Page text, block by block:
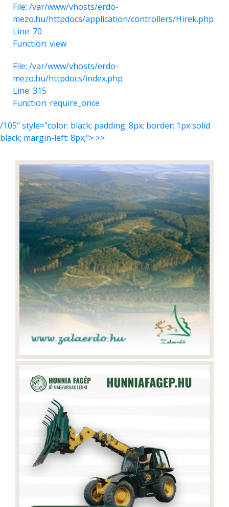
File: /var/www/vhosts/erdo-
mezo.hu/httpdocs/application/controllers/Hirek.php
Line: 70
Function: view
File: /var/www/vhosts/erdo-
mezo.hu/httpdocs/index.php
Line: 315
Function: require_once
/105" style="color: black; padding: 8px; border: 1px solid
black; margin-left: 8px;"> >>